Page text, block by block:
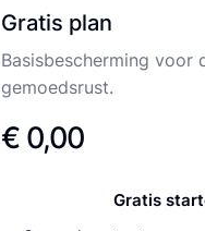
Gratis plan
Basisbescherming voor
gemoedsrust.
€ 0,00
Gratis